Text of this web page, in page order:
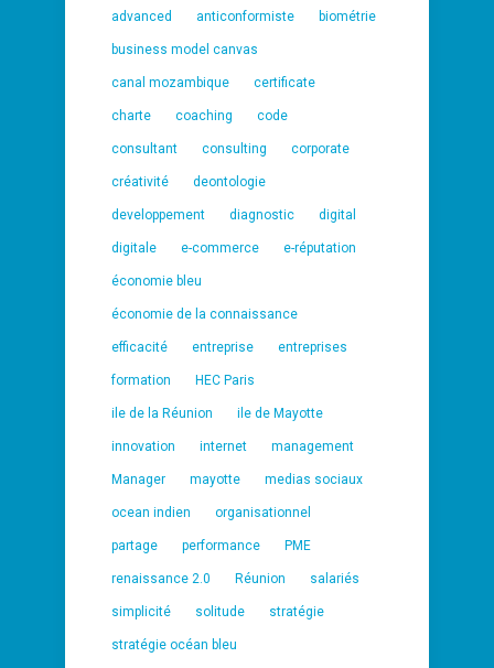
advanced anticonformiste biométrie
business model canvas
canal mozambique certificate
charte coaching code
consultant consulting corporate
créativité deontologie
developpement diagnostic digital
digitale e-commerce e-réputation
économie bleu
économie de la connaissance
efficacité entreprise entreprises
formation HEC Paris
ile de la Réunion ile de Mayotte
innovation internet management
Manager mayotte medias sociaux
ocean indien organisationnel
partage performance PME
renaissance 2.0 Réunion salariés
simplicité solitude stratégie
stratégie océan bleu